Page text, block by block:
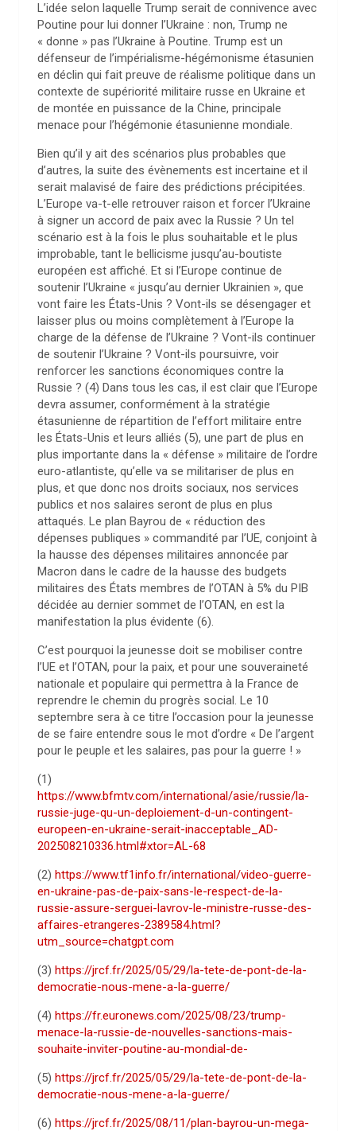
L’idée selon laquelle Trump serait de connivence avec
Poutine pour lui donner l’Ukraine : non, Trump ne
« donne » pas l’Ukraine à Poutine. Trump est un
défenseur de l’impérialisme-hégémonisme étasunien
en déclin qui fait preuve de réalisme politique dans un
contexte de supériorité militaire russe en Ukraine et
de montée en puissance de la Chine, principale
menace pour l’hégémonie étasunienne mondiale.
Bien qu’il y ait des scénarios plus probables que
d’autres, la suite des évènements est incertaine et il
serait malavisé de faire des prédictions précipitées.
L’Europe va-t-elle retrouver raison et forcer l’Ukraine
à signer un accord de paix avec la Russie ? Un tel
scénario est à la fois le plus souhaitable et le plus
improbable, tant le bellicisme jusqu’au-boutiste
européen est affiché. Et si l’Europe continue de
soutenir l’Ukraine « jusqu’au dernier Ukrainien », que
vont faire les États-Unis ? Vont-ils se désengager et
laisser plus ou moins complètement à l’Europe la
charge de la défense de l’Ukraine ? Vont-ils continuer
de soutenir l’Ukraine ? Vont-ils poursuivre, voir
renforcer les sanctions économiques contre la
Russie ? (4) Dans tous les cas, il est clair que l’Europe
devra assumer, conformément à la stratégie
étasunienne de répartition de l’effort militaire entre
les États-Unis et leurs alliés (5), une part de plus en
plus importante dans la « défense » militaire de l’ordre
euro-atlantiste, qu’elle va se militariser de plus en
plus, et que donc nos droits sociaux, nos services
publics et nos salaires seront de plus en plus
attaqués. Le plan Bayrou de « réduction des
dépenses publiques » commandité par l’UE, conjoint à
la hausse des dépenses militaires annoncée par
Macron dans le cadre de la hausse des budgets
militaires des États membres de l’OTAN à 5% du PIB
décidée au dernier sommet de l’OTAN, en est la
manifestation la plus évidente (6).
C’est pourquoi la jeunesse doit se mobiliser contre
l’UE et l’OTAN, pour la paix, et pour une souveraineté
nationale et populaire qui permettra à la France de
reprendre le chemin du progrès social. Le 10
septembre sera à ce titre l’occasion pour la jeunesse
de se faire entendre sous le mot d’ordre « De l’argent
pour le peuple et les salaires, pas pour la guerre ! »
(1)
https://www.bfmtv.com/international/asie/russie/la-
russie-juge-qu-un-deploiement-d-un-contingent-
europeen-en-ukraine-serait-inacceptable_AD-
202508210336.html#xtor=AL-68
(2) https://www.tf1info.fr/international/video-guerre-
en-ukraine-pas-de-paix-sans-le-respect-de-la-
russie-assure-serguei-lavrov-le-ministre-russe-des-
affaires-etrangeres-2389584.html?
utm_source=chatgpt.com
(3) https://jrcf.fr/2025/05/29/la-tete-de-pont-de-la-
democratie-nous-mene-a-la-guerre/
(4) https://fr.euronews.com/2025/08/23/trump-
menace-la-russie-de-nouvelles-sanctions-mais-
souhaite-inviter-poutine-au-mondial-de-
(5) https://jrcf.fr/2025/05/29/la-tete-de-pont-de-la-
democratie-nous-mene-a-la-guerre/
(6) https://jrcf.fr/2025/08/11/plan-bayrou-un-mega-